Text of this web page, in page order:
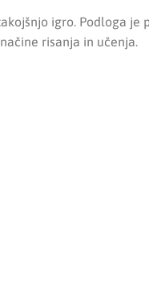
igro. Podloga je
risanja in učenja.